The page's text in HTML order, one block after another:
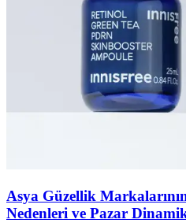
Asya Güzellik
Nedenleri ve Pazar